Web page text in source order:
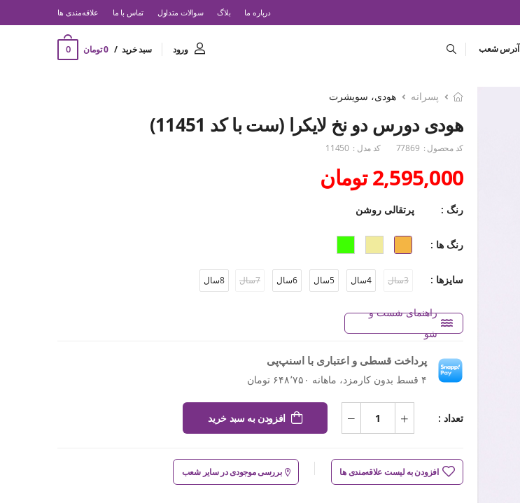
درباره ما بلاگ سوالات متداول تماس با ما ‌علاقه‌مندی ها
آدرس شعب ورود سبد خرید 0 تومان 0
پسرانه هودی، سویشرت
هودی دورس دو نخ لایکرا (ست با کد 11451)
کد محصول : 77869 کد مدل : 11450
2,595,000 تومان
رنگ : پرتقالی روشن
رنگ ها :
سایزها : 3سال 4سال 5سال 6سال 7سال 8سال
راهنمای شست و
شو
پرداخت قسطی و اعتباری با اسنپ‌پی
۴ قسط بدون کارمزد، ماهانه ۶۴۸٬۷۵۰ تومان
تعداد : افزودن به سبد خرید
افزودن به لیست علاقه‌مندی ها بررسی موجودی در سایر شعب